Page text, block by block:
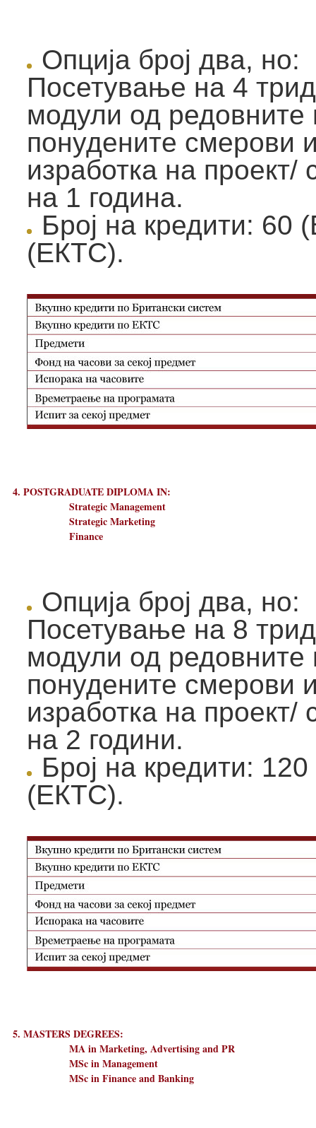
Опција број два, но:
Посетување на 4
модули од
понудените смерови
изработка на проект/
на 1 година.
Број на кредити: 60
(ЕКТС).
4. POSTGRADUATE DIPLOMA IN:
Strategic Management
Strategic Marketing
Finance
Опција број два, но:
Посетување на 8
модули од
понудените смерови
изработка на проект/
на 2 години.
Број на кредити:
(ЕКТС).
5. MASTERS DEGREES:
MA in Marketing, Advertising and PR
MSc in Management
MSc in Finance and Banking